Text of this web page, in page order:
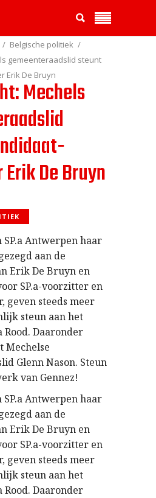
Belgische politiek
gemeenteraadslid steunt
Erik De Bruyn
Mechels
De Bruyn
SP.a Antwerpen haar
aan de
Erik De Bruyn en
SP.a-voorzitter en
geven steeds meer
steun aan het
Rood. Daaronder
Mechelse
Glenn Nason. Steun
van Gennez!
SP.a Antwerpen haar
aan de
Erik De Bruyn en
SP.a-voorzitter en
geven steeds meer
steun aan het
Rood. Daaronder